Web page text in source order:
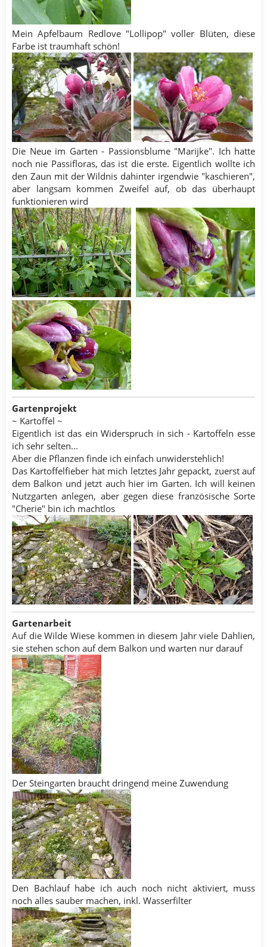
Mein Apfelbaum Redlove "Lollipop" voller Blüten, diese
Farbe ist traumhaft schön!
Die Neue im Garten - Passionsblume "Marijke". Ich hatte
noch nie Passifloras, das ist die erste. Eigentlich wollte ich
den Zaun mit der Wildnis dahinter irgendwie "kaschieren",
aber langsam kommen Zweifel auf, ob das überhaupt
funktionieren wird
Gartenprojekt
~ Kartoffel ~
Eigentlich ist das ein Widerspruch in sich - Kartoffeln esse
ich sehr selten...
Aber die Pflanzen finde ich einfach unwiderstehlich!
Das Kartoffelfieber hat mich letztes Jahr gepackt, zuerst auf
dem Balkon und jetzt auch hier im Garten. Ich will keinen
Nutzgarten anlegen, aber gegen diese französische Sorte
"Cherie" bin ich machtlos
Gartenarbeit
Auf die Wilde Wiese kommen in diesem Jahr viele Dahlien,
sie stehen schon auf dem Balkon und warten nur darauf
Der Steingarten braucht dringend meine Zuwendung
Den Bachlauf habe ich auch noch nicht aktiviert, muss
noch alles sauber machen, inkl. Wasserfilter